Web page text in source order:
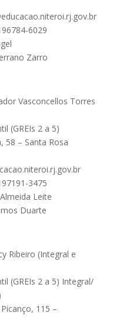
6029
Zarro
Vasconcellos Torres
(GREIs 2 a 5)
58 – Santa Rosa
3475
Leite
Duarte
Ribeiro (Integral e
(GREIs 2 a 5) Integral/
115 –